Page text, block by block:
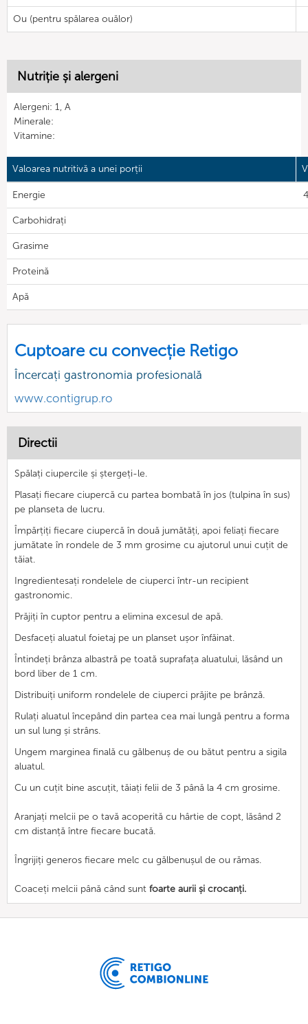
Ou (pentru spălarea ouălor)
Nutriție și alergeni
Alergeni: 1, A
Minerale:
Vitamine:
Valoarea nutritivă a unei porții
Energie
Carbohidrați
Grasime
Proteină
Apă
Cuptoare cu convecție Retigo
Încercați gastronomia profesională
www.contigrup.ro
Directii
Spălați ciupercile și ștergeți-le.
Plasați fiecare ciupercă cu partea bombată în jos (tulpina în sus)
pe planseta de lucru.
Împărțiți fiecare ciupercă în două jumătăți, apoi feliați fiecare
jumătate în rondele de 3 mm grosime cu ajutorul unui cuțit de
tăiat.
Ingredientesați rondelele de ciuperci într-un recipient
gastronomic.
Prăjiți în cuptor pentru a elimina excesul de apă.
Desfaceți aluatul foietaj pe un planset ușor înfăinat.
Întindeți brânza albastră pe toată suprafața aluatului, lăsând un
bord liber de 1 cm.
Distribuiți uniform rondelele de ciuperci prăjite pe brânză.
Rulați aluatul începând din partea cea mai lungă pentru a forma
un sul lung și strâns.
Ungem marginea finală cu gălbenuș de ou bătut pentru a sigila
aluatul.
Cu un cuțit bine ascuțit, tăiați felii de 3 până la 4 cm grosime.
Aranjați melcii pe o tavă acoperită cu hârtie de copt, lăsând 2
cm distanță între fiecare bucată.
Îngrijiți generos fiecare melc cu gălbenușul de ou rămas.
Coaceți melcii până când sunt foarte aurii și crocanți.